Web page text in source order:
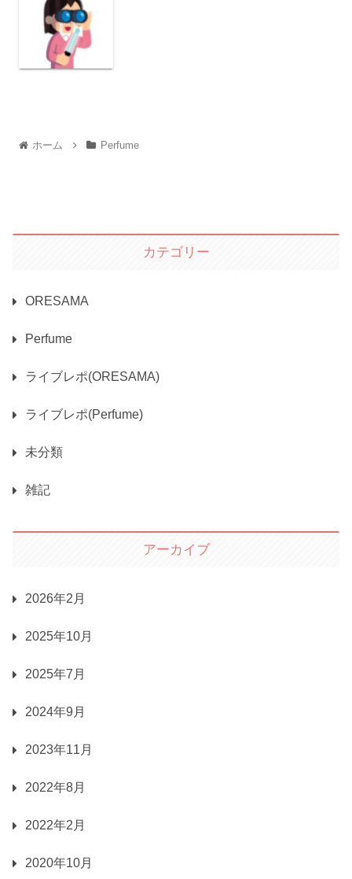
ホーム Perfume
カテゴリー
ORESAMA
Perfume
ライブレポ(ORESAMA)
ライブレポ(Perfume)
未分類
雑記
アーカイブ
2026年2月
2025年10月
2025年7月
2024年9月
2023年11月
2022年8月
2022年2月
2020年10月